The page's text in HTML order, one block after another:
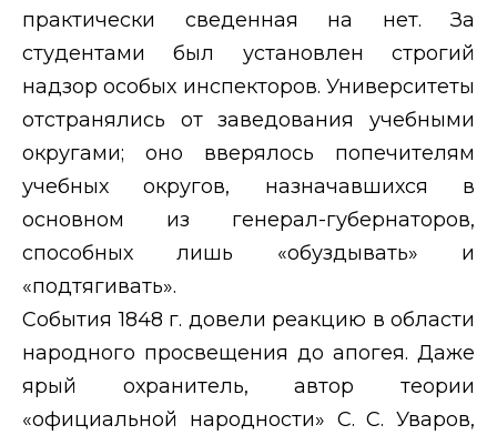
практически сведенная на нет. За
студентами был установлен строгий
надзор особых инспекторов. Университеты
отстранялись от заведования учебными
округами; оно вверялось попечителям
учебных округов, назначавшихся в
основном из генерал-губернаторов,
способных лишь «обуздывать» и
«подтягивать».
События 1848 г. довели реакцию в области
народного просвещения до апогея. Даже
ярый охранитель, автор теории
«официальной народности» С. С. Уваров,